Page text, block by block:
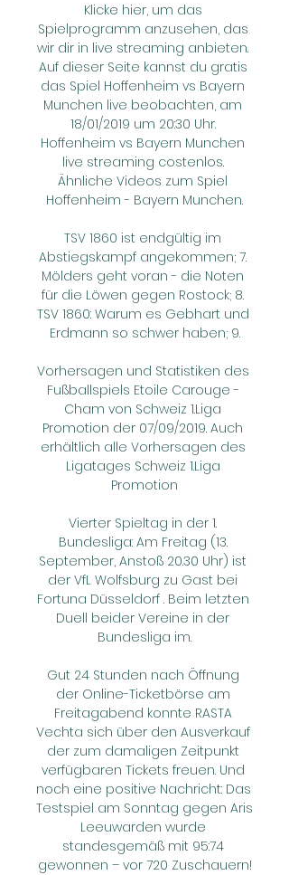
Klicke hier, um das
Spielprogramm anzusehen, das
wir dir in live streaming anbieten.
Auf dieser Seite kannst du gratis
das Spiel Hoffenheim vs Bayern
Munchen live beobachten, am
18/01/2019 um 20:30 Uhr.
Hoffenheim vs Bayern Munchen
live streaming costenlos.
Ähnliche Videos zum Spiel
Hoffenheim - Bayern Munchen.
TSV 1860 ist endgültig im
Abstiegskampf angekommen; 7.
Mölders geht voran - die Noten
für die Löwen gegen Rostock; 8.
TSV 1860: Warum es Gebhart und
Erdmann so schwer haben; 9.
Vorhersagen und Statistiken des
Fußballspiels Etoile Carouge -
Cham von Schweiz 1.Liga
Promotion der 07/09/2019. Auch
erhältlich alle Vorhersagen des
Ligatages Schweiz 1.Liga
Promotion
Vierter Spieltag in der 1.
Bundesliga: Am Freitag (13.
September, Anstoß 20.30 Uhr) ist
der VfL Wolfsburg zu Gast bei
Fortuna Düsseldorf . Beim letzten
Duell beider Vereine in der
Bundesliga im.
Gut 24 Stunden nach Öffnung
der Online-Ticketbörse am
Freitagabend konnte RASTA
Vechta sich über den Ausverkauf
der zum damaligen Zeitpunkt
verfügbaren Tickets freuen. Und
noch eine positive Nachricht: Das
Testspiel am Sonntag gegen Aris
Leeuwarden wurde
standesgemäß mit 95:74
gewonnen – vor 720 Zuschauern!